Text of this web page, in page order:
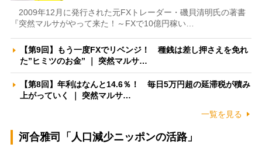
2009年12月に発行された元FXトレーダー・磯貝清明氏の著書
『突然マルサがやって来た！～FXで10億円稼い…
【第9回】もう一度FXでリベンジ！ 種銭は差し押さえを免れ
た”ヒミツのお金” ｜ 突然マルサ…
【第8回】年利はなんと14.6％！ 毎日5万円超の延滞税が積み
上がっていく ｜ 突然マルサ…
一覧を見る
河合雅司「人口減少ニッポンの活路」